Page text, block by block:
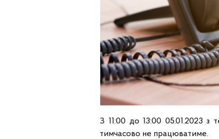
З 11:00 до 13:00 05.01.2023
тимчасово не працюватиме.